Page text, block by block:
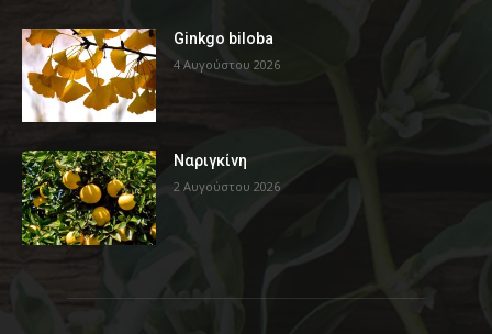
Ginkgo biloba
4 Αυγούστου 2026
Ναριγκίνη
2 Αυγούστου 2026